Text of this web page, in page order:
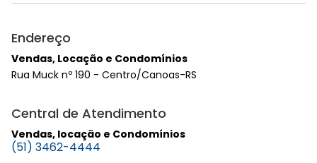
Endereço
Vendas, Locação e Condomínios
Rua Muck nº 190 - Centro/Canoas-RS
Central de Atendimento
Vendas, locação e Condomínios
(51) 3462-4444